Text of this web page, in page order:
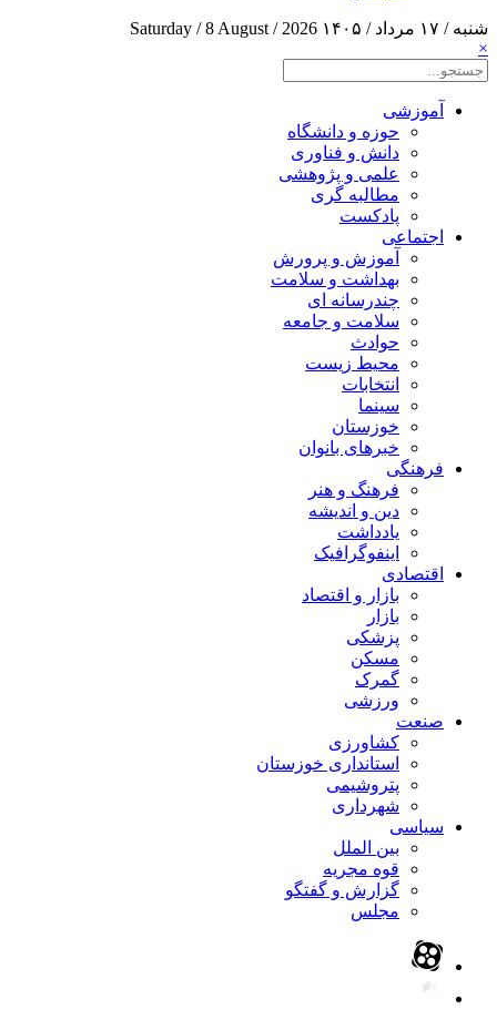
شنبه / ۱۷ مرداد / ۱۴۰۵
Saturday / 8 August / 2026
×
آموزشی
حوزه و دانشگاه
دانش و فناوری
علمی و پژوهشی
مطالبه گری
پادکست
اجتماعی
آموزش و پرورش
بهداشت و سلامت
چندرسانه ای
سلامت و جامعه
حوادث
محیط زیست
انتخابات
سینما
خوزستان
خبرهای بانوان
فرهنگی
فرهنگ و هنر
دین و اندیشه
یادداشت
اینفوگرافیک
اقتصادی
بازار و اقتصاد
بازار
پزشکی
مسکن
گمرک
ورزشی
صنعت
کشاورزی
استانداری خوزستان
پتروشیمی
شهرداری
سیاسی
بین الملل
قوه مجریه
گزارش و گفتگو
مجلس